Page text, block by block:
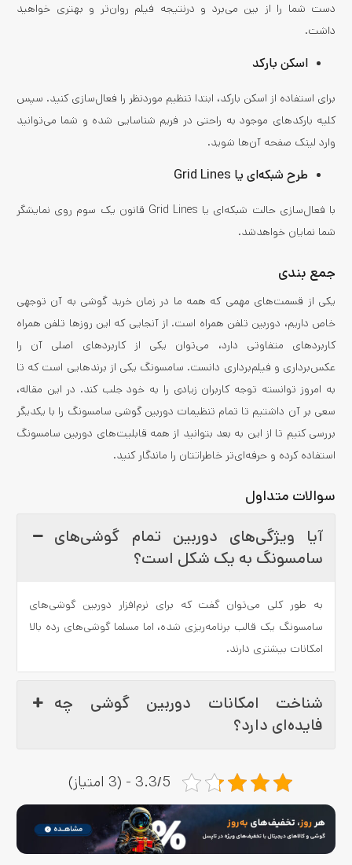
دست شما را از بین می‌برد و درنتیجه فیلم روان‌تر و بهتری خواهید
داشت.
اسکن بارکد
برای استفاده از اسکن بارکد، ابتدا تنظیم موردنظر را فعال‌سازی کنید. سپس
کلیه بارکدهای موجود به راحتی در فریم شناسایی شده و شما می‌توانید
وارد لینک صفحه آن‌ها شوید.
طرح شبکه‌ای یا Grid Lines
با فعال‌سازی حالت شبکه‌ای یا Grid Lines قانون یک سوم روی نمایشگر
شما نمایان خواهدشد.
جمع بندی
یکی از قسمت‌های مهمی که همه ما در زمان خرید گوشی به آن توجهی
خاص داریم، دوربین تلفن همراه است. از آنجایی که این روزها تلفن همراه
کاربردهای متفاوتی دارد، می‌توان یکی از کاربردهای اصلی آن را
عکس‌برداری و فیلم‌برداری دانست. سامسونگ یکی از برندهایی است که تا
به امروز توانسته توجه کاربران زیادی را به خود جلب کند. در این مقاله،
سعی بر آن داشتیم تا تمام تنظیمات دوربین گوشی سامسونگ را با یکدیگر
بررسی کنیم تا از این به بعد بتوانید از همه قابلیت‌های دوربین سامسونگ
استفاده کرده و حرفه‌ای‌تر خاطراتتان را ماندگار کنید.
سوالات متداول
آیا ویژگی‌های دوربین تمام گوشی‌های
سامسونگ به یک شکل است؟
به طور کلی می‌توان گفت که برای نرم‌افزار دوربین گوشی‌های
سامسونگ یک قالب برنامه‌ریزی شده، اما مسلما گوشی‌های رده بالا
امکانات بیشتری دارند.
شناخت امکانات‌ دوربین گوشی چه
فایده‌ای دارد؟
3.3/5 - (3 امتیاز)